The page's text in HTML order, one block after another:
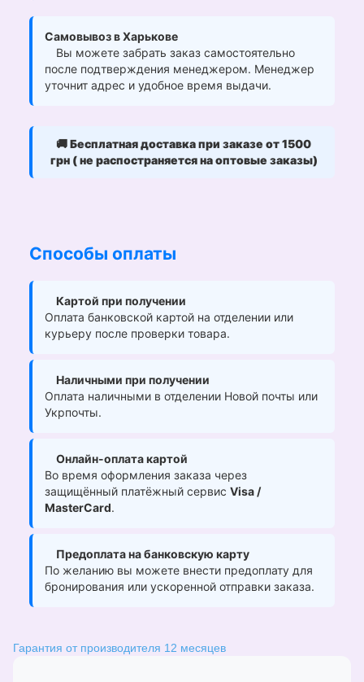
Самовывоз в Харькове
Вы можете забрать заказ самостоятельно
после подтверждения менеджером. Менеджер
уточнит адрес и удобное время выдачи.
🚚Бесплатная доставка при заказе от 1500
грн ( не распостраняется на оптовые заказы)
Способы оплаты
Картой при получении
Оплата банковской картой на отделении или
курьеру после проверки товара.
Наличными при получении
Оплата наличными в отделении Новой почты или
Укрпочты.
Онлайн-оплата картой
Во время оформления заказа через
защищённый платёжный сервис Visa /
MasterCard.
Предоплата на банковскую карту
По желанию вы можете внести предоплату для
бронирования или ускоренной отправки заказа.
Гарантия от производителя 12 месяцев